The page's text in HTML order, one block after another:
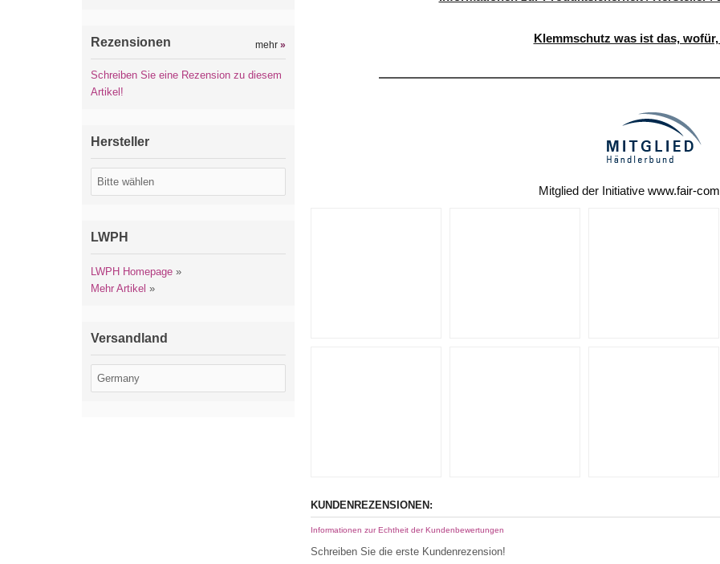
Klemmschutz was ist das,
Mitglied der Initiative www.fair-
KUNDENREZENSIONEN:
Informationen zur Echtheit der Kundenbewertungen
Schreiben Sie die erste Kundenrezension!
Rezensionen mehr »
Schreiben Sie eine Rezension zu diesem
Artikel!
Hersteller
LWPH
LWPH Homepage »
Mehr Artikel »
Versandland